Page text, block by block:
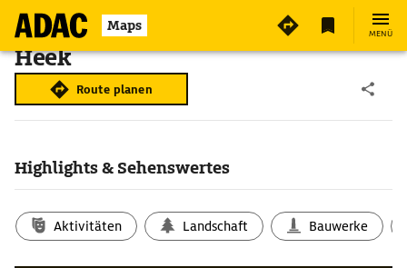
Maps MENÜ
Heek
Route planen
Highlights & Sehenswertes
Aktivitäten Landschaft Bauwerke